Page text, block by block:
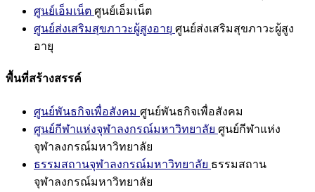
ศูนย์เอ็มเน็ต ศูนย์เอ็มเน็ต
ศูนย์ส่งเสริมสุขภาวะผู้สูงอายุ ศูนย์ส่งเสริมสุขภาวะผู้สูง
อายุ
พื้นที่สร้างสรรค์
ศูนย์พันธกิจเพื่อสังคม ศูนย์พันธกิจเพื่อสังคม
ศูนย์กีฬาแห่งจุฬาลงกรณ์มหาวิทยาลัย ศูนย์กีฬาแห่ง
จุฬาลงกรณ์มหาวิทยาลัย
ธรรมสถานจุฬาลงกรณ์มหาวิทยาลัย ธรรมสถาน
จุฬาลงกรณ์มหาวิทยาลัย